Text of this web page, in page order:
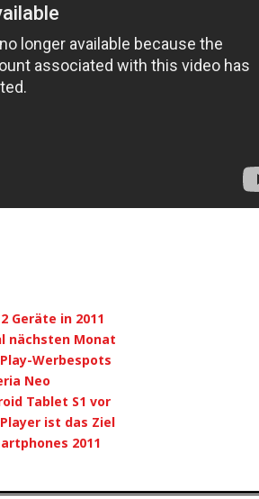
Geräte in 2011
nächsten Monat
Werbespots
Neo
Tablet S1 vor
ist das Ziel
2011